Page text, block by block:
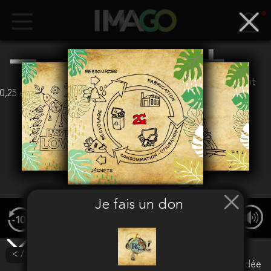
< /> Intégrer
Je fais un don
euros
(Soit
0,25 euros + 1,5%)
Valider
Votre adresse mail n'est pas encore validée